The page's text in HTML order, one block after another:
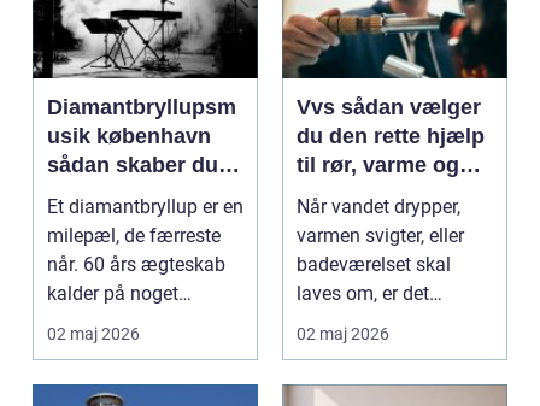
Diamantbryllupsm
usik københavn
sådan skaber du
en festlig morgen
med tradition og
humor
Et diamantbryllup er en
milepæl, de færreste
når. 60 års ægteskab
kalder på noget
særligt, og her sp...
02 maj 2026
Vvs sådan vælger
du den rette hjælp
til rør, varme og
vand
Når vandet drypper,
varmen svigter, eller
badeværelset skal
laves om, er det
fristende at gribe
værk...
02 maj 2026